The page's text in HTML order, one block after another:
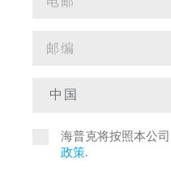
海普克将按照本公
政策.